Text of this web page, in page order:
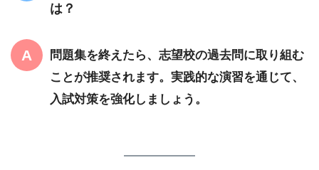
は？
問題集を終えたら、志望校の過去問に取り組む
ことが推奨されます。実践的な演習を通じて、
入試対策を強化しましょう。